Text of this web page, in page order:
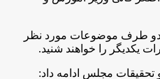
دو طرف موضوعات مورد نظر
یکدیگر را خواهند شنید.
مجلس ادامه داد: